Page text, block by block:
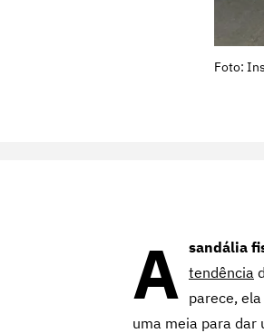
Foto:
A sandália
tendência
parece,
uma meia para dar